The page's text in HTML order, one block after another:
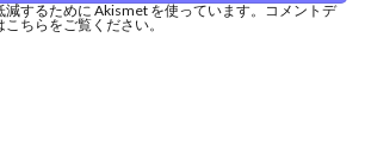
するために Akismet を使っています。 コメントデ
こちらをご覧ください。